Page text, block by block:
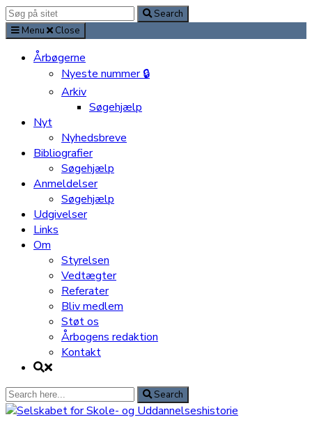
Search
for:
Search
Menu
Close
Årbøgerne
Nyeste nummer 🔒
Arkiv
Søgehjælp
Nyt
Nyhedsbreve
Bibliografier
Søgehjælp
Anmeldelser
Søgehjælp
Udgivelser
Links
Om
Styrelsen
Vedtægter
Referater
Bliv medlem
Støt os
Årbogens redaktion
Kontakt
Search
for:
Search